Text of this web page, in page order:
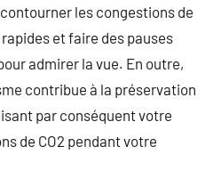
les congestions de
et faire des pauses
admirer la vue. En outre,
contribue à la préservation
par conséquent votre
de CO2 pendant votre